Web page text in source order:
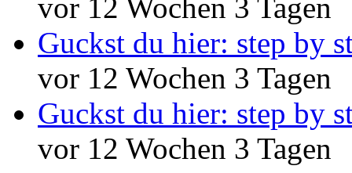
vor 12 Wochen 3 Tagen
Guckst du hier: step by
vor 12 Wochen 3 Tagen
Guckst du hier: step by
vor 12 Wochen 3 Tagen